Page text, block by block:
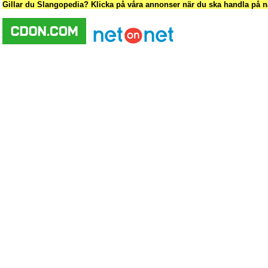
Gillar du Slangopedia? Klicka på våra annonser när du ska handla på